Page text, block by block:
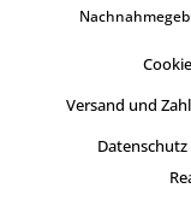
Versand und
Datenschutz